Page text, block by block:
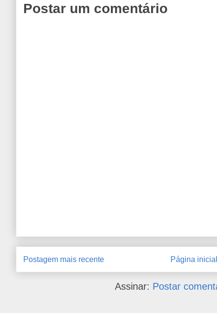
Postar um comentário
Postagem mais recente Página inicial
Assinar: Postar